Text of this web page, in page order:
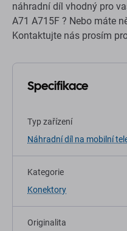
náhradní díl vhodný pro
A71 A715F ? Nebo máte
Kontaktujte nás prosím
Specifikace
Typ zařízení
Náhradní díl na mobilní
Kategorie
Konektory
Originalita